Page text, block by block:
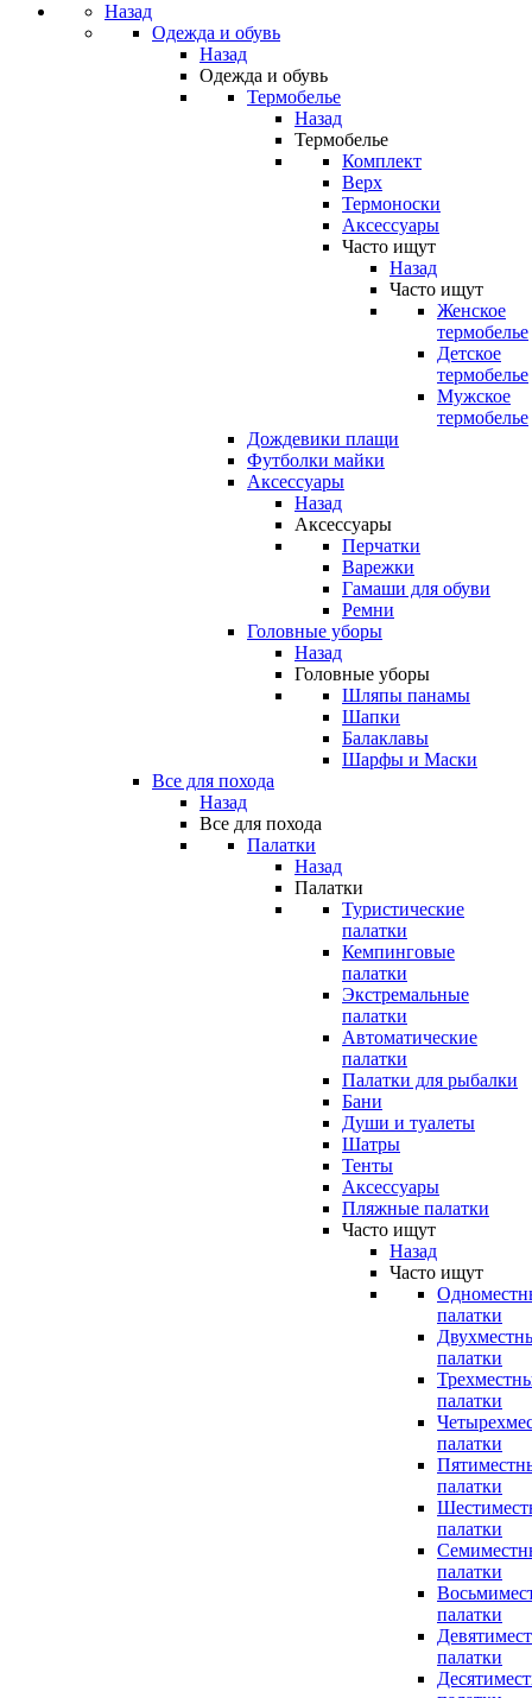
Назад
Одежда и обувь
Назад
Одежда и обувь
Термобелье
Назад
Термобелье
Комплект
Верх
Термоноски
Аксессуары
Часто ищут
Назад
Часто ищут
Женское
термобелье
Детское
термобелье
Мужское
термобелье
Дождевики плащи
Футболки майки
Аксессуары
Назад
Аксессуары
Перчатки
Варежки
Гамаши для обуви
Ремни
Головные уборы
Назад
Головные уборы
Шляпы панамы
Шапки
Балаклавы
Шарфы и Маски
Все для похода
Назад
Все для похода
Палатки
Назад
Палатки
Туристические
палатки
Кемпинговые
палатки
Экстремальные
палатки
Автоматические
палатки
Палатки для рыбалки
Бани
Души и туалеты
Шатры
Тенты
Аксессуары
Пляжные палатки
Часто ищут
Назад
Часто ищут
палатки
палатки
палатки
палатки
палатки
палатки
палатки
палатки
палатки